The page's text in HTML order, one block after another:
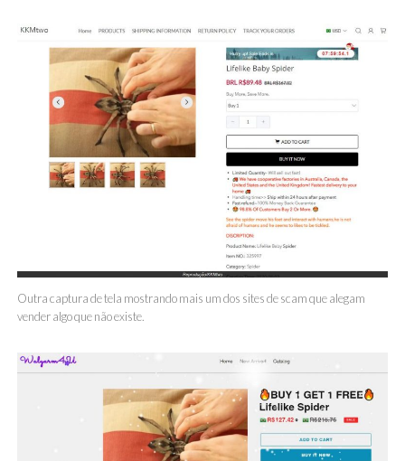
Outra captura de tela mostrando mais um dos sites de scam que alegam
vender algo que não existe.